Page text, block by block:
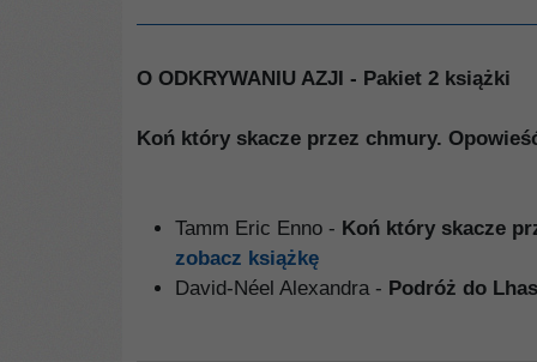
O ODKRYWANIU AZJI - Pakiet 2 książki
Koń który skacze przez chmury.
Tamm Eric Enno - Koń który skacze
zobacz książkę
David-Néel Alexandra - Podróż do